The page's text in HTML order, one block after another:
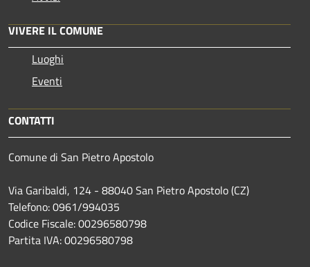
VIVERE IL COMUNE
Luoghi
Eventi
CONTATTI
Comune di San Pietro Apostolo
Via Garibaldi, 124 - 88040 San Pietro Apostolo (CZ)
Telefono: 0961/994035
Codice Fiscale: 00296580798
Partita IVA: 00296580798